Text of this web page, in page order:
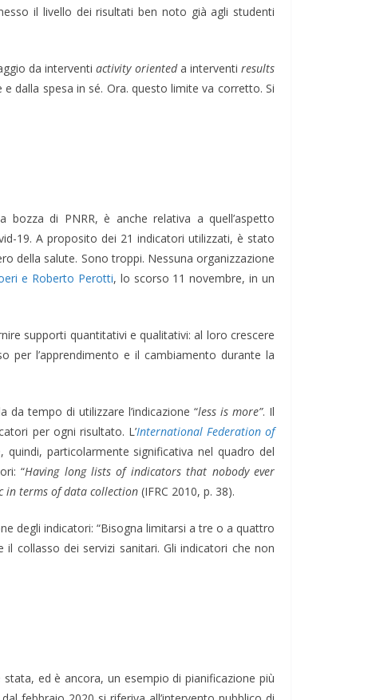
il livello dei risultati ben noto già agli studenti
da interventiactivity orienteda interventi results
dalla spesa in sé. Ora. questo limite va corretto. Si
bozza di PNRR, è anche relativa a quell’aspetto
19. A proposito dei 21 indicatori utilizzati, è stato
della salute. Sono troppi. Nessuna organizzazione
e Roberto Perotti, lo scorso 11 novembre, in un
supporti quantitativi e qualitativi: al loro crescere
l’apprendimento e il cambiamento durante la
tempo di utilizzare l’indicazione “less is more”. Il
per ogni risultato. L’International Federation of
particolarmente significativa nel quadro del
“Having long lists of indicators that nobody ever
in terms of data collection (IFRC 2010, p. 38).
degli indicatori: “Bisogna limitarsi a tre o a quattro
collasso dei servizi sanitari. Gli indicatori che non
ed è ancora, un esempio di pianificazione più